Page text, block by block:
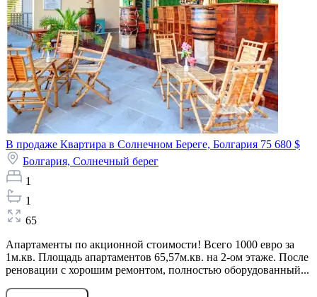
В продаже Квартира в Солнечном Береге, Болгария 75 680 $
Болгария, Солнечный берег
1
1
65
Апартаменты по акционной стоимости! Всего 1000 евро за
1м.кв. Площадь апартаментов 65,57м.кв. на 2-ом этаже. После
реновации с хорошим ремонтом, полностью оборудованный...